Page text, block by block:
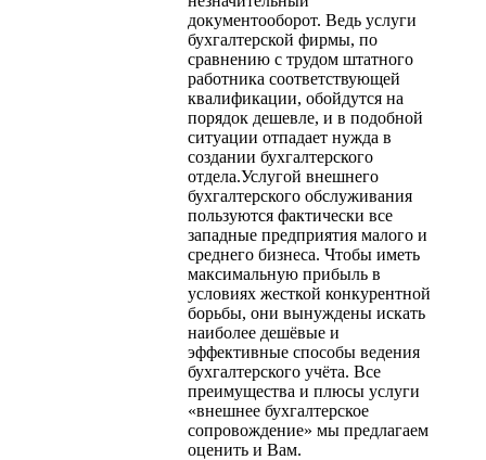
документооборот. Ведь услуги
бухгалтерской фирмы, по
сравнению с трудом штатного
работника соответствующей
квалификации, обойдутся на
порядок дешевле, и в подобной
ситуации отпадает нужда в
создании бухгалтерского
отдела.Услугой внешнего
бухгалтерского обслуживания
пользуются фактически все
западные предприятия малого и
среднего бизнеса. Чтобы иметь
максимальную прибыль в
условиях жесткой конкурентной
борьбы, они вынуждены искать
наиболее дешёвые и
эффективные способы ведения
бухгалтерского учёта. Все
преимущества и плюсы услуги
«внешнее бухгалтерское
сопровождение» мы предлагаем
оценить и Вам.